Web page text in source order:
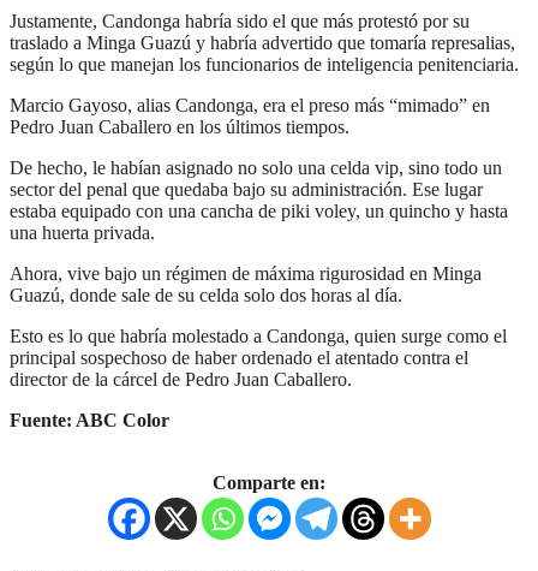
Justamente, Candonga habría sido el que más protestó por su
traslado a Minga Guazú y habría advertido que tomaría represalias,
según lo que manejan los funcionarios de inteligencia penitenciaria.
Marcio Gayoso, alias Candonga, era el preso más “mimado” en
Pedro Juan Caballero en los últimos tiempos.
De hecho, le habían asignado no solo una celda vip, sino todo un
sector del penal que quedaba bajo su administración. Ese lugar
estaba equipado con una cancha de piki voley, un quincho y hasta
una huerta privada.
Ahora, vive bajo un régimen de máxima rigurosidad en Minga
Guazú, donde sale de su celda solo dos horas al día.
Esto es lo que habría molestado a Candonga, quien surge como el
principal sospechoso de haber ordenado el atentado contra el
director de la cárcel de Pedro Juan Caballero.
Fuente: ABC Color
Comparte en: